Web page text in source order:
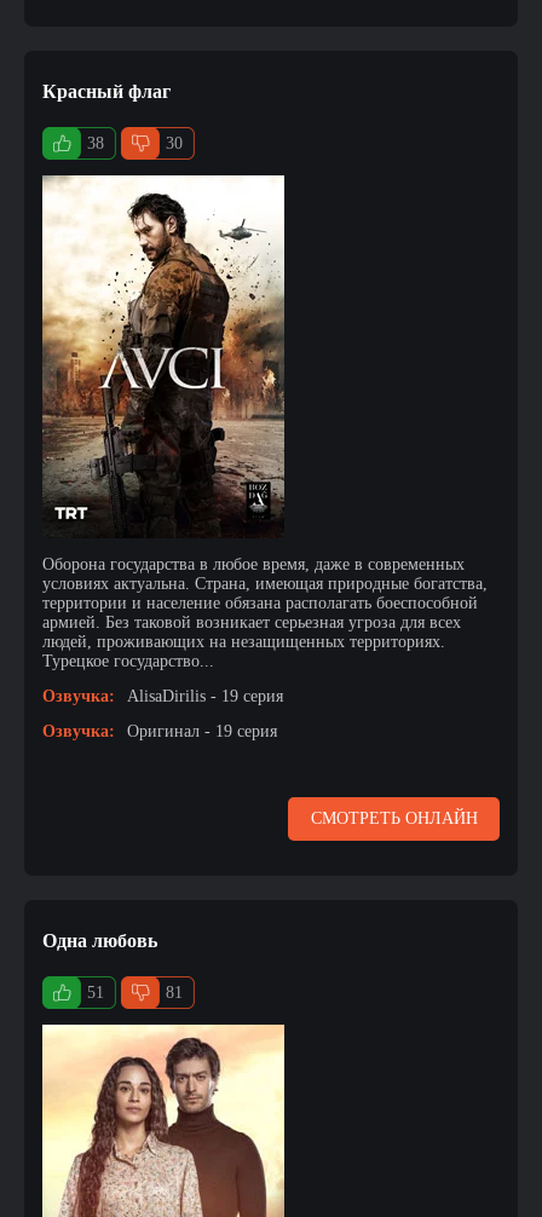
Красный флаг
38 30
Оборона государства в любое время, даже в современных
условиях актуальна. Страна, имеющая природные богатства,
территории и население обязана располагать боеспособной
армией. Без таковой возникает серьезная угроза для всех
людей, проживающих на незащищенных территориях.
Турецкое государство...
Озвучка:
AlisaDirilis - 19 серия
Озвучка:
Оригинал - 19 серия
СМОТРЕТЬ ОНЛАЙН
Одна любовь
51 81